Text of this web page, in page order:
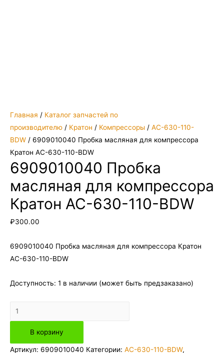
Главная / Каталог запчастей по
производителю / Кратон / Компрессоры / AC-630-110-
BDW / 6909010040 Пробка масляная для компрессора
Кратон AC-630-110-BDW
6909010040 Пробка
масляная для компрессора
Кратон AC-630-110-BDW
₽300.00
6909010040 Пробка масляная для компрессора Кратон
AC-630-110-BDW
Доступность: 1 в наличии (может быть предзаказано)
Количество
товара
6909010040
Пробка
В корзину
Артикул: 6909010040 Категории: AC-630-110-BDW,